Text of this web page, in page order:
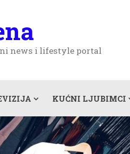
news i lifestyle portal
KUĆNI LJUBIMCI